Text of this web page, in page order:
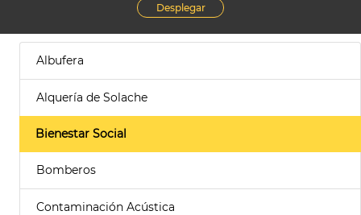
Desplegar
Albufera
Alquería de Solache
Bienestar Social
Bomberos
Contaminación Acústica